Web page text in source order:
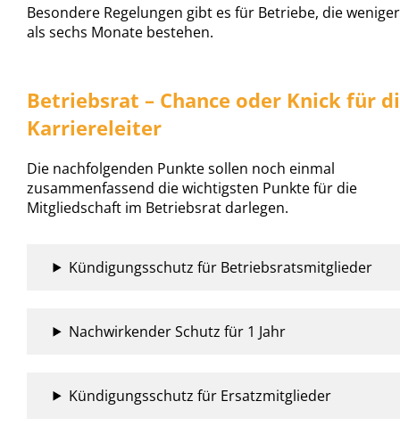
Besondere Regelungen gibt es für Betriebe, die weniger
als sechs Monate bestehen.
Betriebsrat – Chance oder Knick für
Karriereleiter
Die nachfolgenden Punkte sollen noch einmal
zusammenfassend die wichtigsten Punkte für die
Mitgliedschaft im Betriebsrat darlegen.
Kündigungsschutz für Betriebsratsmitglieder
Nachwirkender Schutz für 1 Jahr
Kündigungsschutz für Ersatzmitglieder